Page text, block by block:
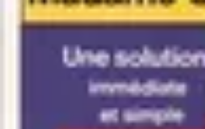
Easy DIY Ideas
Outils et MatériauxDécoration
Easy DIY Ideas